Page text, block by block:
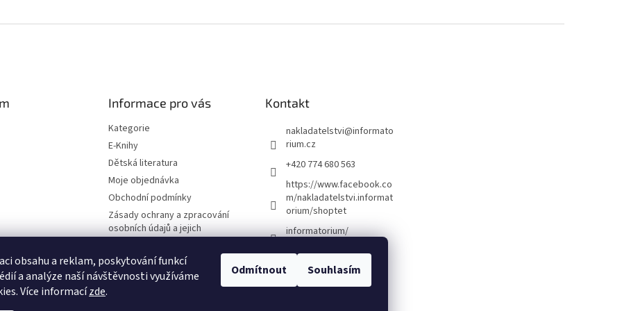
obsahu a reklam, poskytování funkcí
a analýze naší návštěvnosti využíváme
Více informacízde.
Odmítnout Souhlasím
Informace pro vás
Kategorie
E-Knihy
Dětská literatura
Moje objednávka
Obchodní podmínky
Zásady ochrany a zpracování
osobních údajů a jejich
O nás
Kontakty
Kontakt
nakladatelstvi@informato
rium.cz
+420 774 680 563
https://www.facebook.co
m/nakladatelstvi.informat
orium/shoptet
informatorium/